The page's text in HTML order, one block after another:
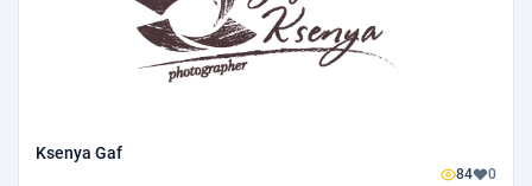
Ksenya Gaf
84 0